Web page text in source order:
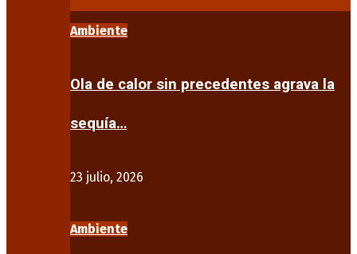
Ambiente
Ola de calor sin precedentes agrava la
sequía…
23 julio, 2026
Ambiente